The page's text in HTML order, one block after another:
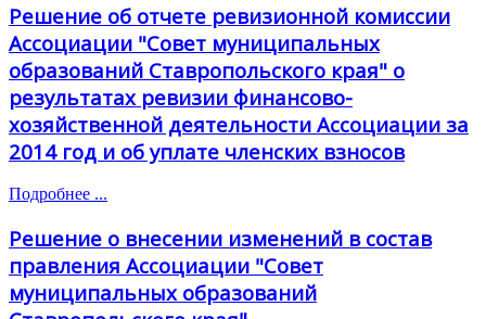
Решение об отчете ревизионной комиссии
Ассоциации "Совет муниципальных
образований Ставропольского края" о
результатах ревизии финансово-
хозяйственной деятельности Ассоциации за
2014 год и об уплате членских взносов
Подробнее ...
Решение о внесении изменений в состав
правления Ассоциации "Совет
муниципальных образований